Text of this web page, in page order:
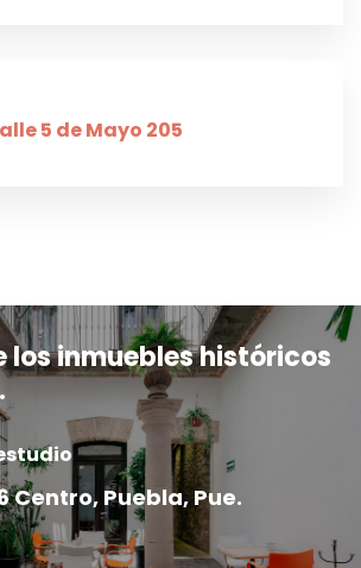
5 de Mayo 205
los inmuebles históricos
Centro, Puebla, Pue.